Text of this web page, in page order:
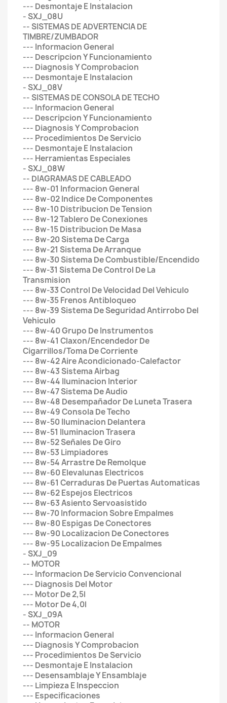
--- Desmontaje E Instalacion
- SXJ_08U
-- SISTEMAS DE ADVERTENCIA DE
TIMBRE/ZUMBADOR
--- Informacion General
--- Descripcion Y Funcionamiento
--- Diagnosis Y Comprobacion
--- Desmontaje E Instalacion
- SXJ_08V
-- SISTEMAS DE CONSOLA DE TECHO
--- Informacion General
--- Descripcion Y Funcionamiento
--- Diagnosis Y Comprobacion
--- Procedimientos De Servicio
--- Desmontaje E Instalacion
--- Herramientas Especiales
- SXJ_08W
-- DIAGRAMAS DE CABLEADO
--- 8w-01 Informacion General
--- 8w-02 Indice De Componentes
--- 8w-10 Distribucion De Tension
--- 8w-12 Tablero De Conexiones
--- 8w-15 Distribucion De Masa
--- 8w-20 Sistema De Carga
--- 8w-21 Sistema De Arranque
--- 8w-30 Sistema De Combustible/Encendido
--- 8w-31 Sistema De Control De La
Transmision
--- 8w-33 Control De Velocidad Del Vehiculo
--- 8w-35 Frenos Antibloqueo
--- 8w-39 Sistema De Seguridad Antirrobo Del
Vehiculo
--- 8w-40 Grupo De Instrumentos
--- 8w-41 Claxon/Encendedor De
Cigarrillos/Toma De Corriente
--- 8w-42 Aire Acondicionado-Calefactor
--- 8w-43 Sistema Airbag
--- 8w-44 Iluminacion Interior
--- 8w-47 Sistema De Audio
--- 8w-48 Desempañador De Luneta Trasera
--- 8w-49 Consola De Techo
--- 8w-50 Iluminacion Delantera
--- 8w-51 Iluminacion Trasera
--- 8w-52 Señales De Giro
--- 8w-53 Limpiadores
--- 8w-54 Arrastre De Remolque
--- 8w-60 Elevalunas Electricos
--- 8w-61 Cerraduras De Puertas Automaticas
--- 8w-62 Espejos Electricos
--- 8w-63 Asiento Servoasistido
--- 8w-70 Informacion Sobre Empalmes
--- 8w-80 Espigas De Conectores
--- 8w-90 Localizacion De Conectores
--- 8w-95 Localizacion De Empalmes
- SXJ_09
-- MOTOR
--- Informacion De Servicio Convencional
--- Diagnosis Del Motor
--- Motor De 2,5l
--- Motor De 4,0l
- SXJ_09A
-- MOTOR
--- Informacion General
--- Diagnosis Y Comprobacion
--- Procedimientos De Servicio
--- Desmontaje E Instalacion
--- Desensamblaje Y Ensamblaje
--- Limpieza E Inspeccion
--- Especificaciones